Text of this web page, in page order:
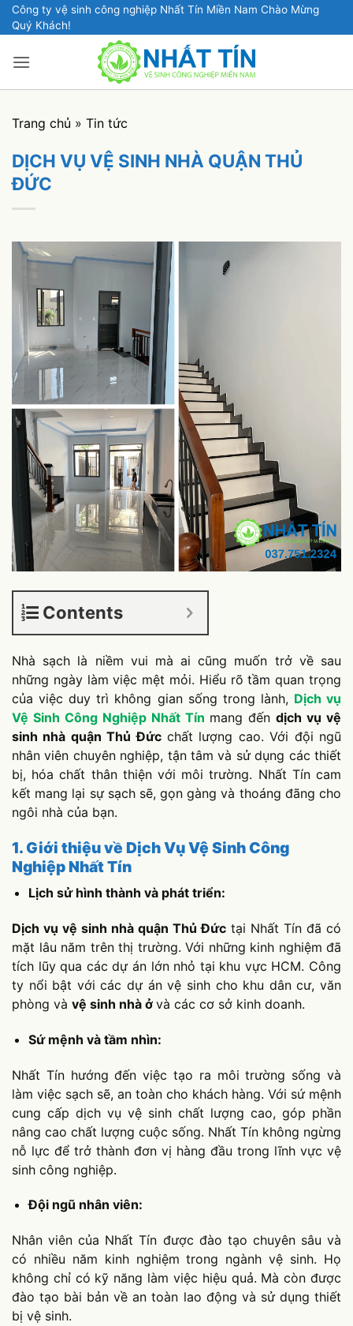
Bỏ
qua
dung
Công ty vệ sinh công nghiệp Nhất Tín Miền Nam Chào Mừng
Quý Khách!
Trang chủ » Tin tức
DỊCH VỤ VỆ SINH NHÀ QUẬN THỦ
ĐỨC
Contents
Nhà sạch là niềm vui mà ai cũng muốn trở về sau
những ngày làm việc mệt mỏi. Hiểu rõ tầm quan trọng
của việc duy trì không gian sống trong lành, Dịch vụ
Vệ Sinh Công Nghiệp Nhất Tín mang đếndịch vụ vệ
sinh nhà quận Thủ Đứcchất lượng cao. Với đội ngũ
nhân viên chuyên nghiệp, tận tâm và sử dụng các thiết
bị, hóa chất thân thiện với môi trường. Nhất Tín cam
kết mang lại sự sạch sẽ, gọn gàng và thoáng đãng cho
ngôi nhà của bạn.
1. Giới thiệu về Dịch Vụ Vệ Sinh Công
Nghiệp Nhất Tín
Lịch sử hình thành và phát triển:
Dịch vụ vệ sinh nhà quận Thủ Đức tại Nhất Tín đã có
mặt lâu năm trên thị trường. Với những kinh nghiệm đã
tích lũy qua các dự án lớn nhỏ tại khu vực HCM. Công
ty nổi bật với các dự án vệ sinh cho khu dân cư, văn
phòng và vệ sinh nhà ở và các cơ sở kinh doanh.
Sứ mệnh và tầm nhìn:
Nhất Tín hướng đến việc tạo ra môi trường sống và
làm việc sạch sẽ, an toàn cho khách hàng. Với sứ mệnh
cung cấp dịch vụ vệ sinh chất lượng cao, góp phần
nâng cao chất lượng cuộc sống. Nhất Tín không ngừng
nỗ lực để trở thành đơn vị hàng đầu trong lĩnh vực vệ
sinh công nghiệp.
Đội ngũ nhân viên:
Nhân viên của Nhất Tín được đào tạo chuyên sâu và
có nhiều năm kinh nghiệm trong ngành vệ sinh. Họ
không chỉ có kỹ năng làm việc hiệu quả. Mà còn được
đào tạo bài bản về an toàn lao động và sử dụng thiết
bị vệ sinh.